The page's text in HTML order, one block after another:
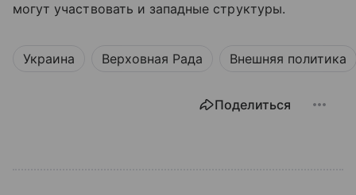
могут участвовать и западные структуры.
Украина Верховная Рада Внешняя политика
Поделиться